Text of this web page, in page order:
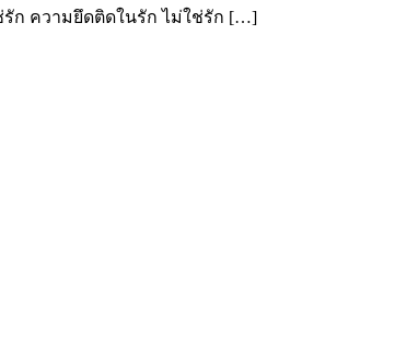
รัก ความยึดติดในรัก ไม่ใช่รัก […]